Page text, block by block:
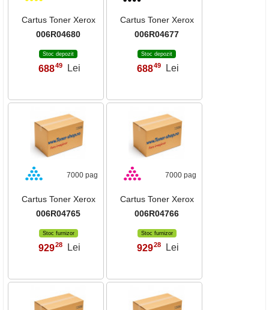
Cartus Toner Xerox
006R04680
Stoc depozit
68849 Lei
Cartus Toner Xerox
006R04677
Stoc depozit
68849 Lei
7000 pag
Cartus Toner Xerox
006R04765
Stoc furnizor
92928 Lei
7000 pag
Cartus Toner Xerox
006R04766
Stoc furnizor
92928 Lei